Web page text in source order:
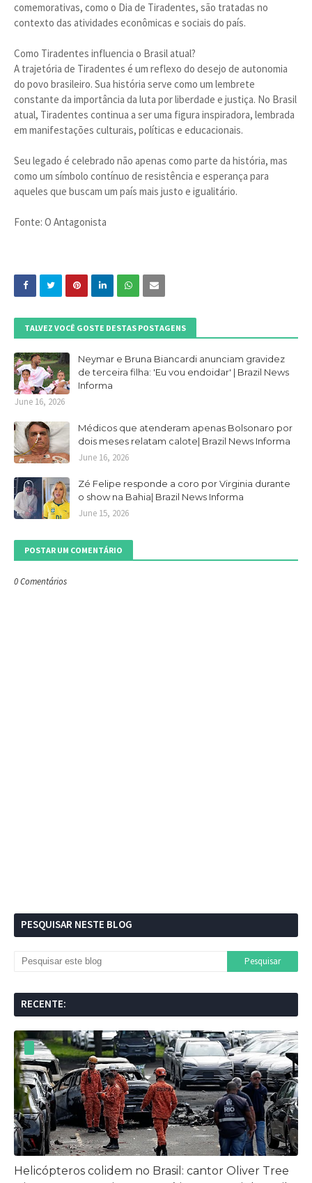
comemorativas, como o Dia de Tiradentes, são tratadas no
contexto das atividades econômicas e sociais do país.
Como Tiradentes influencia o Brasil atual?
A trajetória de Tiradentes é um reflexo do desejo de autonomia
do povo brasileiro. Sua história serve como um lembrete
constante da importância da luta por liberdade e justiça. No Brasil
atual, Tiradentes continua a ser uma figura inspiradora, lembrada
em manifestações culturais, políticas e educacionais.
Seu legado é celebrado não apenas como parte da história, mas
como um símbolo contínuo de resistência e esperança para
aqueles que buscam um país mais justo e igualitário.
Fonte: O Antagonista
TALVEZ VOCÊ GOSTE DESTAS POSTAGENS
Neymar e Bruna Biancardi anunciam gravidez
de terceira filha: 'Eu vou endoidar' | Brazil News
Informa
June 16, 2026
Médicos que atenderam apenas Bolsonaro por
dois meses relatam calote| Brazil News Informa
June 16, 2026
Zé Felipe responde a coro por Virginia durante
o show na Bahia| Brazil News Informa
June 15, 2026
POSTAR UM COMENTÁRIO
0 Comentários
PESQUISAR NESTE BLOG
RECENTE:
Helicópteros colidem no Brasil: cantor Oliver Tree